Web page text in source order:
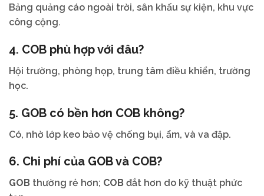
Bảng quảng cáo ngoài trời, sân khấu sự kiện, khu vực
công cộng.
4. COB phù hợp với đâu?
Hội trường, phòng họp, trung tâm điều khiển, trường
học.
5. GOB có bền hơn COB không?
Có, nhờ lớp keo bảo vệ chống bụi, ẩm, và va đập.
6. Chi phí của GOBvà COB?
GOB thường rẻ hơn; COB đắt hơn do kỹ thuật phức